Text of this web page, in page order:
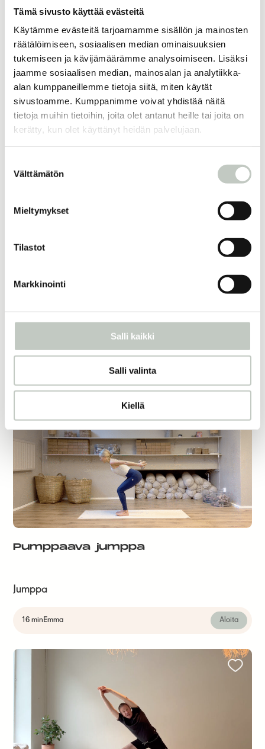
Tämä sivusto käyttää evästeitä
Käytämme evästeitä tarjoamamme sisällön ja mainosten
räätälöimiseen, sosiaalisen median ominaisuuksien
tukemiseen ja kävijämäärämme analysoimiseen. Lisäksi
jaamme sosiaalisen median, mainosalan ja analytiikka-
alan kumppaneillemme tietoja siitä, miten käytät
sivustoamme. Kumppanimme voivat yhdistää näitä
tietoja muihin tietoihin, joita olet antanut heille tai joita on
kerätty, kun olet käyttänyt heidän palvelujaan.
valinta
Välttämätön
Mieltymykset
Tilastot
Markkinointi
Salli kaikki
Salli valinta
Kiellä
Matto-barre jatko
Barre
44 minPia Aloita
Pumppaava jumppa
Jumppa
16 min Emma Aloita